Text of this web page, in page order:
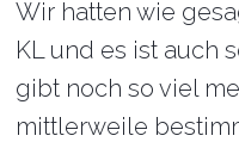
Wir hatten wie
KL und es ist auch
gibt noch so viel
mittlerweile